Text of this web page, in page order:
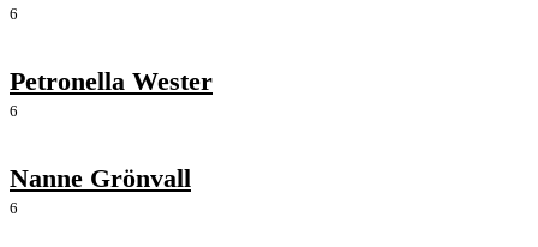
6
Petronella Wester
6
Nanne Grönvall
6